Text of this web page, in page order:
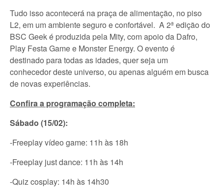
Tudo isso acontecerá na praça de alimentação, no piso
L2, em um ambiente seguro e confortável. A 2ª edição do
BSC Geek é produzida pela Mity, com apoio da Dafro,
Play Festa Game e Monster Energy. O evento é
destinado para todas as idades, quer seja um
conhecedor deste universo, ou apenas alguém em busca
de novas experiências.
Confira a programação completa:
Sábado (15/02):
-Freeplay vídeo game: 11h às 18h
-Freeplay just dance: 11h às 14h
-Quiz cosplay: 14h às 14h30